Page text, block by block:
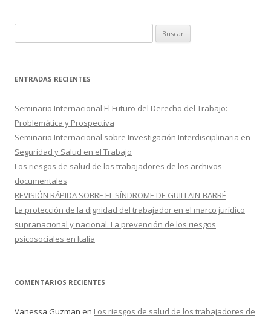
o
k
ti
r
u
c
r
:
ENTRADAS RECIENTES
Seminario Internacional El Futuro del Derecho del Trabajo:
Problemática y Prospectiva
Seminario Internacional sobre Investigación Interdisciplinaria en
Seguridad y Salud en el Trabajo
Los riesgos de salud de los trabajadores de los archivos
documentales
REVISIÓN RÁPIDA SOBRE EL SÍNDROME DE GUILLAIN-BARRÉ
La protección de la dignidad del trabajador en el marco jurídico
supranacional y nacional. La prevención de los riesgos
psicosociales en Italia
COMENTARIOS RECIENTES
Vanessa Guzman en Los riesgos de salud de los trabajadores de